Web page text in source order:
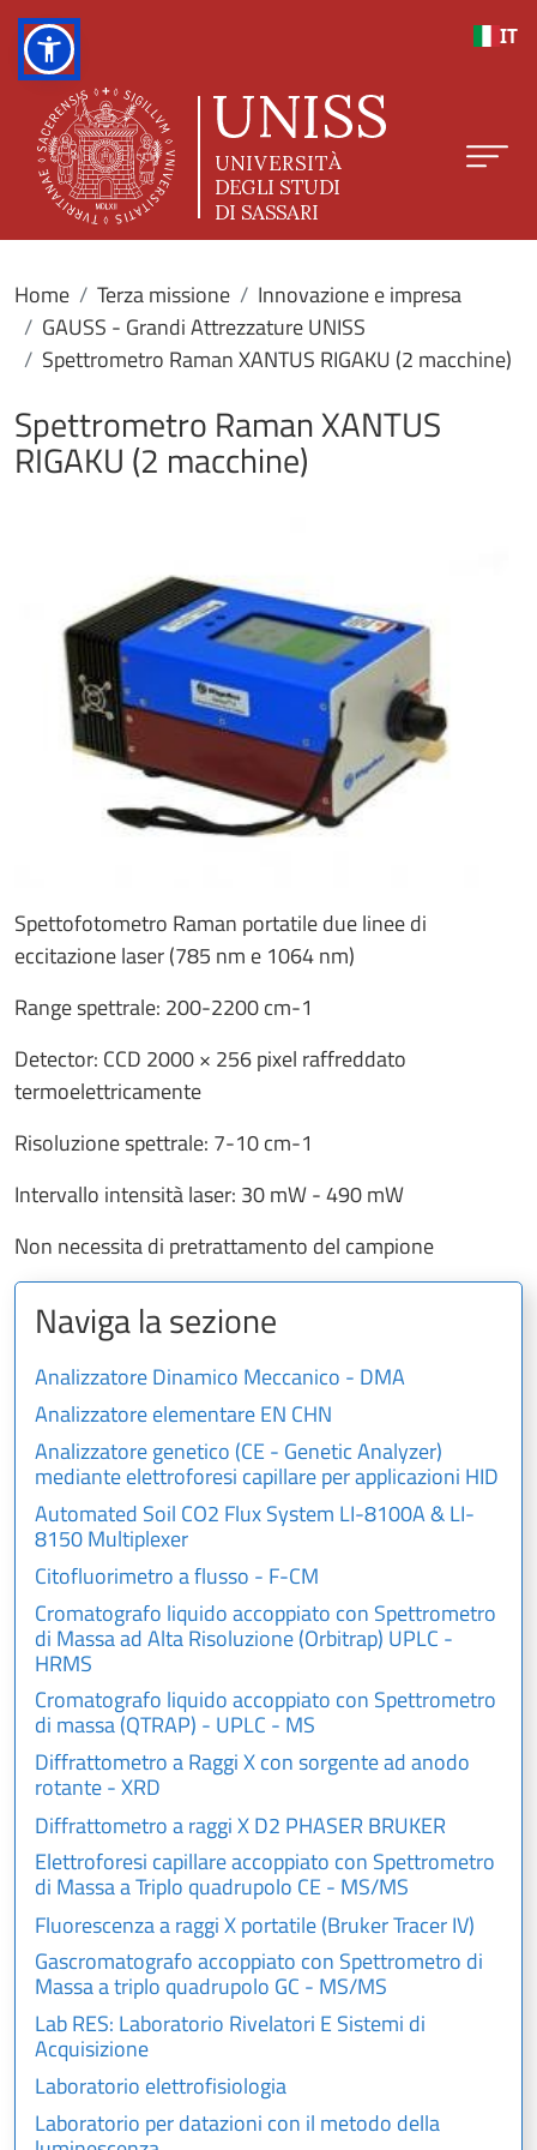
IT
Home Terza missione
Innovazione e impresa
GAUSS - Grandi Attrezzature UNISS
Spettrometro Raman XANTUS RIGAKU (2 macchine)
Spettrometro Raman XANTUS
RIGAKU (2 macchine)
Spettofotometro Raman portatile due linee di
eccitazione laser (785 nm e 1064 nm)
Range spettrale: 200-2200 cm-1
Detector: CCD 2000 × 256 pixel raffreddato
termoelettricamente
Risoluzione spettrale: 7-10 cm-1
Intervallo intensità laser: 30 mW - 490 mW
Non necessita di pretrattamento del campione
Naviga la sezione
Analizzatore Dinamico Meccanico - DMA
Analizzatore elementare EN CHN
Analizzatore genetico (CE - Genetic Analyzer)
mediante elettroforesi capillare per applicazioni HID
Automated Soil CO2 Flux System LI-8100A & LI-
8150 Multiplexer
Citofluorimetro a flusso - F-CM
Cromatografo liquido accoppiato con Spettrometro
di Massa ad Alta Risoluzione (Orbitrap) UPLC -
HRMS
Cromatografo liquido accoppiato con Spettrometro
di massa (QTRAP) - UPLC - MS
Diffrattometro a Raggi X con sorgente ad anodo
rotante - XRD
Diffrattometro a raggi X D2 PHASER BRUKER
Elettroforesi capillare accoppiato con Spettrometro
di Massa a Triplo quadrupolo CE - MS/MS
Fluorescenza a raggi X portatile (Bruker Tracer IV)
Gascromatografo accoppiato con Spettrometro di
Massa a triplo quadrupolo GC - MS/MS
Lab RES: Laboratorio Rivelatori E Sistemi di
Acquisizione
Laboratorio elettrofisiologia
Laboratorio per datazioni con il metodo della